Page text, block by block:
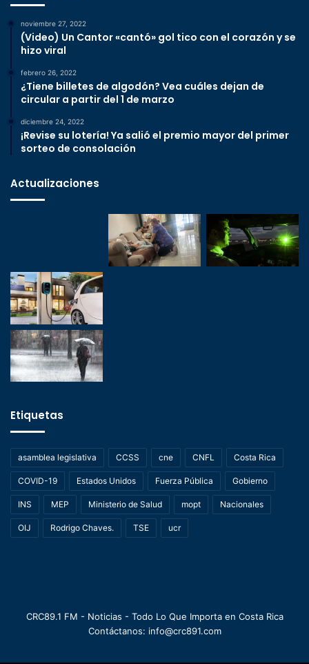
noviembre 27, 2022
(Video) Un Cantor «cantó» gol tico con el corazón y se
hizo viral
febrero 26, 2022
¿Tiene billetes de algodón? Vea cuáles dejan de
circular a partir del 1 de marzo
diciembre 24, 2022
¡Revise su lotería! Ya salió el premio mayor del primer
sorteo de consolación
Actualizaciones
Etiquetas
asamblea legislativa CCSS cne CNFL Costa Rica
COVID-19 Estados Unidos Fuerza Pública Gobierno
INS MEP Ministerio de Salud mopt Nacionales
OIJ Rodrigo Chaves. TSE ucr
CRC89.1 FM - Noticias - Todo Lo Que Importa en Costa Rica
Contáctanos: info@crc891.com